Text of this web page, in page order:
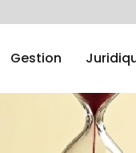
Gestion